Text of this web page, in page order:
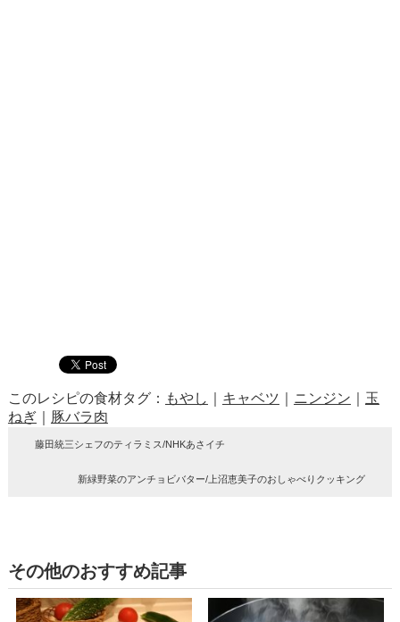
このレシピの食材タグ： もやし キャベツ ニンジン
玉
ねぎ｜ 豚バラ肉
藤田統三シェフのティラミス/NHKあさイチ
新緑野菜のアンチョビバター/上沼恵美子のおしゃべりクッキング
その他のおすすめ記事